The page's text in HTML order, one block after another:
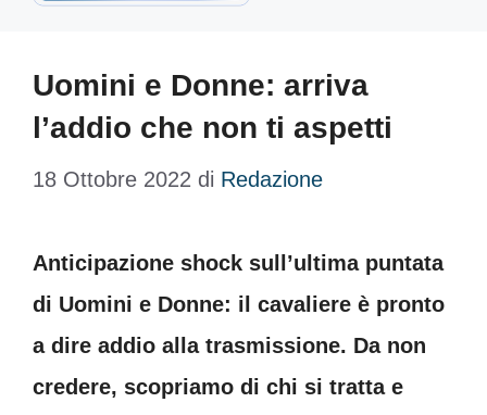
Uomini e Donne: arriva
l’addio che non ti aspetti
18 Ottobre 2022 di Redazione
Anticipazione shock sull’ultima puntata
di Uomini e Donne: il cavaliere è pronto
a dire addio alla trasmissione. Da non
credere, scopriamo di chi si tratta e